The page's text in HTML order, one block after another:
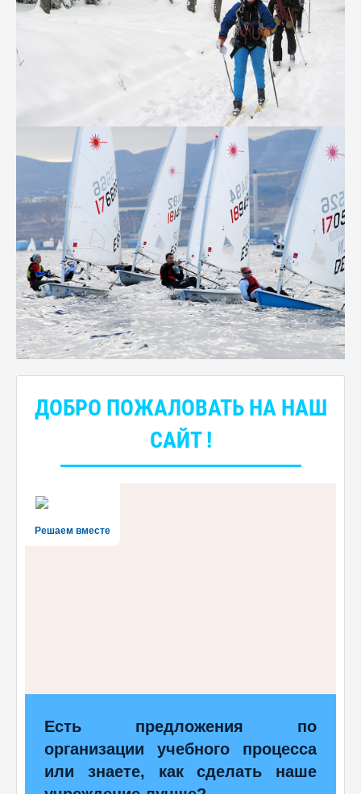
ДОБРО ПОЖАЛОВАТЬ НА НАШ
САЙТ !
Решаем вместе
Есть предложения по
организации учебного процесса
или знаете, как сделать наше